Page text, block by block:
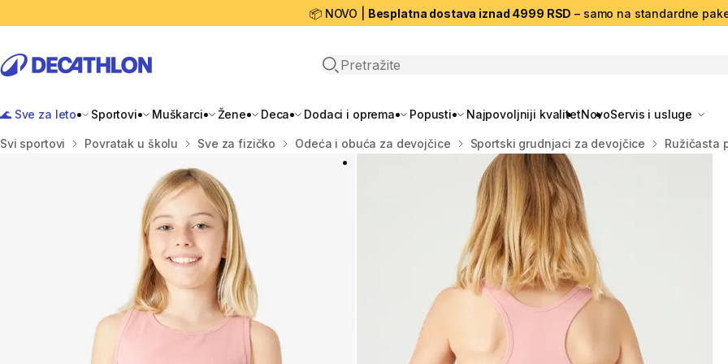
📦 NOVO | Besplatna dostava iznad 4999 RSD – samo na standardne
Open search
🌊 Sve za leto Sportovi Muškarci Žene Deca Dodaci i oprema Popusti Najpovoljniji kvalitetNovoServis i usluge
Početna stranica
Svi sportovi Povratak u školu Sve za fizičko Odeća i obuća za devojčice Sportski grudnjaci za devojčice Ružičasta